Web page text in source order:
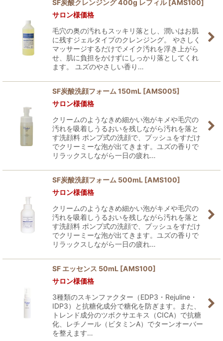
SF炭酸クレンジング 400g レフィル [AMS100]
サロン様価格
毛穴の奥の汚れもスッキリ落とし、潤いはお肌
に残すジェルタイプのクレンジング。 やさしく
マッサージするだけでメイク汚れを浮き上がら
せ、肌に負担をかけずにしっかり落としてくれ
ます。 ユズのやさしい香り…
SF炭酸洗顔フォーム 150mL [AMS005]
サロン様価格
クリームのようなきめ細かい泡がキメや毛穴の
汚れを吸着しうるおいを残しながら汚れを落と
す洗顔料 ポンプ式の洗顔で、プッシュをすだけ
でクリーミーな泡が出てきます。ユズの香りで
リラックスしながら一日の疲れ…
SF炭酸洗顔フォーム 500mL [AMS100]
サロン様価格
クリームのようなきめ細かい泡がキメや毛穴の
汚れを吸着しうるおいを残しながら汚れを落と
す洗顔料 ポンプ式の洗顔で、プッシュをすだけ
でクリーミーな泡が出てきます。ユズの香りで
リラックスしながら一日の疲れ…
SF エッセンス 50mL [AMS100]
サロン様価格
3種類のスキンファクター（EDP3・Rejuline・
IDP3）と抗糖化成分で糖化を防ぎます。また、
トレンド成分のツボクサエキス（CICA）で抗糖
化、レチノール（ビタミンA）でターンオーバー
を整えます…